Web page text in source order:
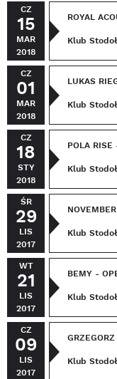
CZ
15
MAR
2018
ROYAL
Klub
CZ
01
MAR
2018
LUKAS
Klub
CZ
18
STY
2018
POLA RISE
Klub
ŚR
29
LIS
2017
Klub
WT
21
LIS
2017
BEMY -
Klub
CZ
09
LIS
2017
Klub